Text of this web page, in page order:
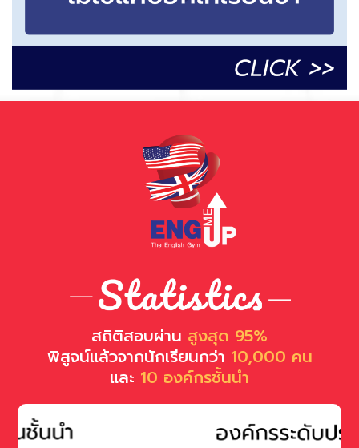
สถิติสอบผ่าน สูงสุด 95%
พิสูจน์แล้วจากนักเรียนกว่า 10,000 คน
และ 10 องค์กรชั้นนำ